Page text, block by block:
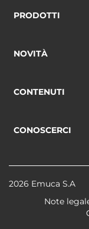
PRODOTTI
NOVITÀ
CONTENUTI
CONOSCERCI
2026 Emuca S.A
Note